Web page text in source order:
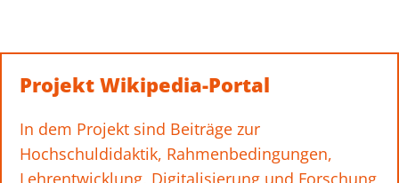
Projekt Wikipedia-Portal
In dem Projekt sind Beiträge zur
Hochschuldidaktik, Rahmenbedingungen,